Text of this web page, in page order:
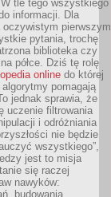
tle tego wszystkiego
informacji. Dla
oczywistym pierwszym
pytania, trochę
biblioteka czy
półce. Dziś tę rolę
online do której
pomagają
jednak sprawia, że
uczenie filtrowania
i odróżniania
nie będzie
wszystkiego”,
jest to misja
się raczej
nawyków:
budowania